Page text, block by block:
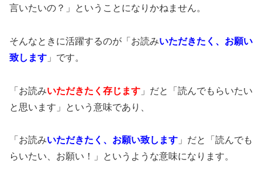
言いたいの？」ということになりかねません。
そんなときに活躍するのが「お読みいただきたく、お願い
致します 」です。
「お読みいただきたく存じます 」だと「読んでもらいたい
と思います」という意味であり、
「お読みいただきたく、お願い致します 」だと「読んでも
らいたい、お願い！」というような意味になります。